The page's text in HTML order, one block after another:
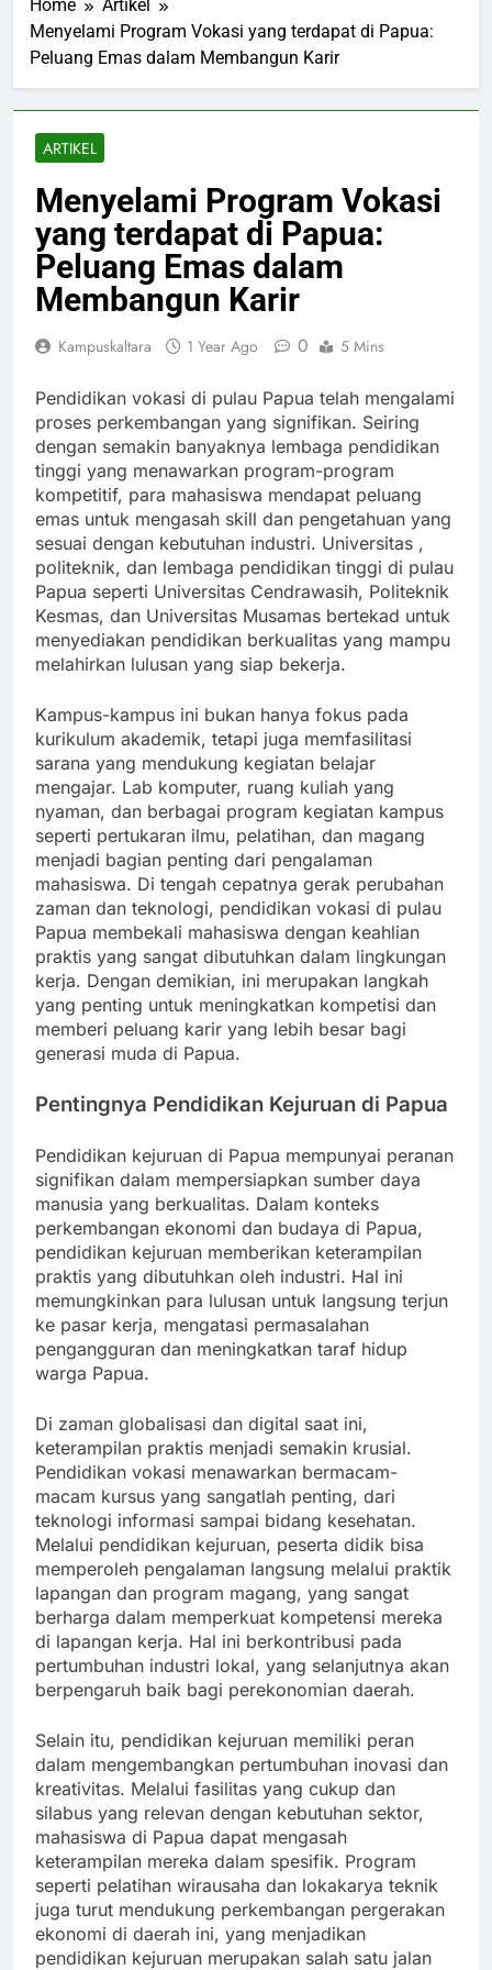
Home
Artikel
Menyelami Program Vokasi yang terdapat di Papua:
Peluang Emas dalam Membangun Karir
ARTIKEL
Menyelami Program Vokasi
yang terdapat di Papua:
Peluang Emas dalam
Membangun Karir
Kampuskaltara 1 Year Ago 0 5 Mins
Pendidikan vokasi di pulau Papua telah mengalami
proses perkembangan yang signifikan. Seiring
dengan semakin banyaknya lembaga pendidikan
tinggi yang menawarkan program-program
kompetitif, para mahasiswa mendapat peluang
emas untuk mengasah skill dan pengetahuan yang
sesuai dengan kebutuhan industri. Universitas ,
politeknik, dan lembaga pendidikan tinggi di pulau
Papua seperti Universitas Cendrawasih, Politeknik
Kesmas, dan Universitas Musamas bertekad untuk
menyediakan pendidikan berkualitas yang mampu
melahirkan lulusan yang siap bekerja.
Kampus-kampus ini bukan hanya fokus pada
kurikulum akademik, tetapi juga memfasilitasi
sarana yang mendukung kegiatan belajar
mengajar. Lab komputer, ruang kuliah yang
nyaman, dan berbagai program kegiatan kampus
seperti pertukaran ilmu, pelatihan, dan magang
menjadi bagian penting dari pengalaman
mahasiswa. Di tengah cepatnya gerak perubahan
zaman dan teknologi, pendidikan vokasi di pulau
Papua membekali mahasiswa dengan keahlian
praktis yang sangat dibutuhkan dalam lingkungan
kerja. Dengan demikian, ini merupakan langkah
yang penting untuk meningkatkan kompetisi dan
memberi peluang karir yang lebih besar bagi
generasi muda di Papua.
Pentingnya Pendidikan Kejuruan di Papua
Pendidikan kejuruan di Papua mempunyai peranan
signifikan dalam mempersiapkan sumber daya
manusia yang berkualitas. Dalam konteks
perkembangan ekonomi dan budaya di Papua,
pendidikan kejuruan memberikan keterampilan
praktis yang dibutuhkan oleh industri. Hal ini
memungkinkan para lulusan untuk langsung terjun
ke pasar kerja, mengatasi permasalahan
pengangguran dan meningkatkan taraf hidup
warga Papua.
Di zaman globalisasi dan digital saat ini,
keterampilan praktis menjadi semakin krusial.
Pendidikan vokasi menawarkan bermacam-
macam kursus yang sangatlah penting, dari
teknologi informasi sampai bidang kesehatan.
Melalui pendidikan kejuruan, peserta didik bisa
memperoleh pengalaman langsung melalui praktik
lapangan dan program magang, yang sangat
berharga dalam memperkuat kompetensi mereka
di lapangan kerja. Hal ini berkontribusi pada
pertumbuhan industri lokal, yang selanjutnya akan
berpengaruh baik bagi perekonomian daerah.
Selain itu, pendidikan kejuruan memiliki peran
dalam mengembangkan pertumbuhan inovasi dan
kreativitas. Melalui fasilitas yang cukup dan
silabus yang relevan dengan kebutuhan sektor,
mahasiswa di Papua dapat mengasah
keterampilan mereka dalam spesifik. Program
seperti pelatihan wirausaha dan lokakarya teknik
juga turut mendukung perkembangan pergerakan
ekonomi di daerah ini, yang menjadikan
pendidikan kejuruan merupakan salah satu jalan